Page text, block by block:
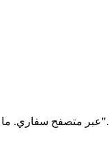
يمكن لمستخدمي iOS استخدام TikTokio.cam عبر متصفح سفاري. ما عليك سوى لصق الرابط وحفظ الملف مباشرة في تطبيق "الملفات" أو مجلد "التحميلات".